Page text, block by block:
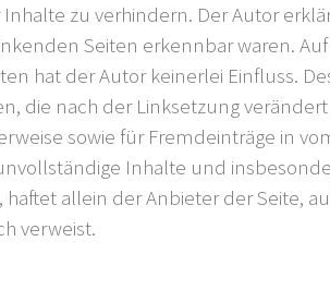
zu verhindern. Der Autor
Seiten erkennbar waren.
hat der Autor keinerlei Einfluss.
die nach der Linksetzung
sowie für Fremdeinträge in
Inhalte und
allein der Anbieter der Seite,
verweist.